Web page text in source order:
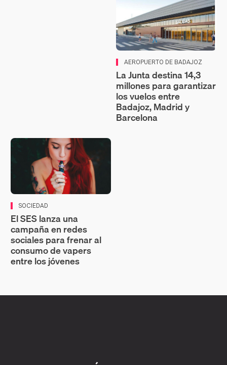
AEROPUERTO DE BADAJOZ
La Junta destina 14,3
millones para garantizar
los vuelos entre
Badajoz, Madrid y
Barcelona
SOCIEDAD
El SES lanza una
campaña en redes
sociales para frenar al
consumo de vapers
entre los jóvenes